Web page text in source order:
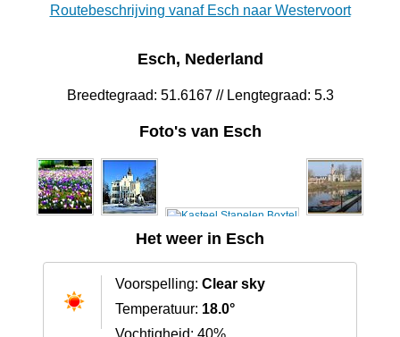
Routebeschrijving vanaf Esch naar Westervoort
Esch, Nederland
Breedtegraad: 51.6167 // Lengtegraad: 5.3
Foto's van Esch
Het weer in Esch
Voorspelling: Clear sky
Temperatuur: 18.0°